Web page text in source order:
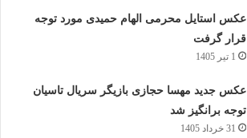
عکس استایل محرمی الهام حمیدی مورد توجه
قرار گرفت
1 تیر 1405
عکس جدید مهسا حجازی بازیگر سریال تاسیان
توجه برانگیز شد
31 خرداد 1405